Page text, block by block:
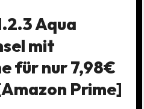
Aqua
mit
für nur 7,98€
Prime]